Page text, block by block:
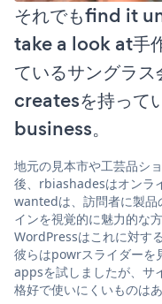
それでもfind it
take a look at手
ているサングラ
createsを持って
business。
地元の見本市や工芸品シ
後、rbiashadesはオンラ
wantedは、訪問者に製品
インを視覚的に魅力的な
WordPressはこれに対す
彼らはpowrスライダー
appsを試しましたが、サ
格好で使いにくいものは